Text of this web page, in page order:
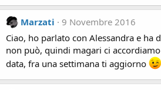
Marzati
9 Novembre 2016
Ciao, ho parlato con Alessandra e ha
non può, quindi magari ci
data, fra una settimana ti aggiorno